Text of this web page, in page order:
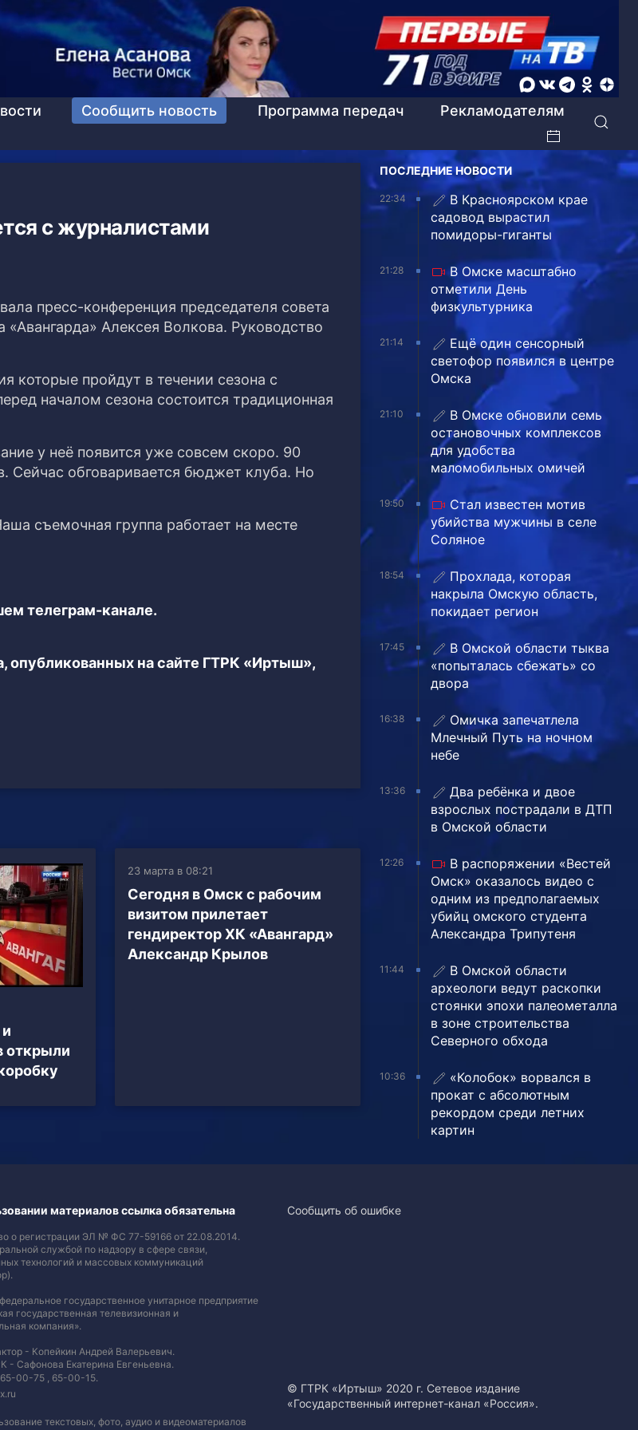
Сообщить новость Программа передач
Рекламодателям
с журналистами
пресс-конференция председателя совета
Алексея Волкова. Руководство
которые пройдут в течении сезона с
началом сезона состоится традиционная
у неё появится уже совсем скоро. 90
Сейчас обговаривается бюджет клуба. Но
съемочная группа работает на месте
телеграм-канале.
опубликованных на сайте ГТРК «Иртыш»,
открыли
23 марта в 08:21
Сегодня в Омск с рабочим
визитом прилетает
гендиректор ХК «Авангард»
Александр Крылов
ПОСЛЕДНИЕ НОВОСТИ
22:34
В Красноярском крае
садовод вырастил
помидоры-гиганты
21:28
В Омске масштабно
отметили День
физкультурника
21:14
Ещё один сенсорный
светофор появился в центре
Омска
21:10
В Омске обновили семь
остановочных комплексов
для удобства
маломобильных омичей
19:50
Стал известен мотив
убийства мужчины в селе
Соляное
18:54
Прохлада, которая
накрыла Омскую область,
покидает регион
17:45
В Омской области тыква
«попыталась сбежать» со
двора
16:38
Омичка запечатлела
Млечный Путь на ночном
небе
13:36
Два ребёнка и двое
взрослых пострадали в ДТП
в Омской области
12:26
В распоряжении «Вестей
Омск» оказалось видео с
одним из предполагаемых
убийц омского студента
Александра Трипутеня
11:44
В Омской области
археологи ведут раскопки
стоянки эпохи палеометалла
в зоне строительства
Северного обхода
10:36
«Колобок» ворвался в
прокат с абсолютным
рекордом среди летних
картин
материалов ссылка обязательна
о регистрации ЭЛ № ФС 77-59166 от 22.08.2014.
службой по надзору в сфере связи,
технологий и массовых коммуникаций
государственное унитарное предприятие
государственная телевизионная и
компания».
- Копейкин Андрей Валерьевич.
- Сафонова Екатерина Евгеньевна.
65-00-75 , 65-00-15.
текстовых, фото, аудио и видеоматериалов
Сообщить об ошибке
© ГТРК «Иртыш» 2020 г. Сетевое издание
«Государственный интернет-канал «Россия».